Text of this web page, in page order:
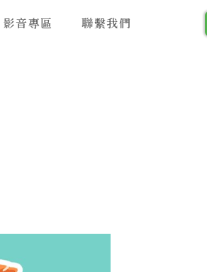
影音專區 聯繫我們